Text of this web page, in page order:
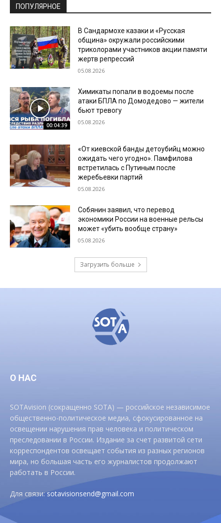
ПОПУЛЯРНОЕ
В Сандармохе казаки и «Русская
община» окружали российскими
триколорами участников акции памяти
жертв репрессий
05.08.2026
00:04:39
Химикаты попали в водоемы после
атаки БПЛА по Домодедово — жители
бьют тревогу
05.08.2026
«От киевской банды детоубийц можно
ожидать чего угодно». Памфилова
встретилась с Путиным после
жеребьевки партий
05.08.2026
Собянин заявил, что перевод
экономики России на военные рельсы
может «убить вообще страну»
05.08.2026
Загрузить больше
О НАС
SOTAvision (сокращенно SOTA) — российское независимое
общественно-политическое медиа, сфокусированное на
освещении нарушения прав человека и политическом
преследовании в России. Издание за счет развитой сети
корреспондентов освещает события из разных регионов
мира, но большая часть его журналистов продолжают
работать в России.
Для связи:sotavisionsend@gmail.com